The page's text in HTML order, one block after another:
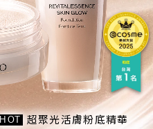
HOT 超聚光活膚粉底精華